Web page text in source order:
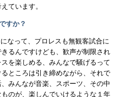
ています。
すか？
なって、プロレスも無観客試合に
るんですけども、歓声が制限され
を楽しめる、みんなで騒げるって
ところは引き締めながら、それで
みんなが音楽、スポーツ、その中
のが、楽しんでいけるような１年